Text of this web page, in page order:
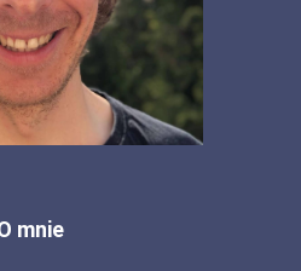
mnie